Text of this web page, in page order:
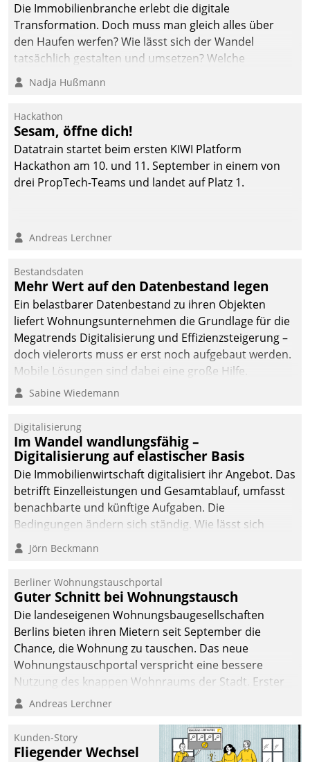
Die Immobilienbranche erlebt die digitale
Transformation. Doch muss man gleich alles über
den Haufen werfen? Wie lässt sich der Wandel
tatsächlich gestalten und umsetzen? Welche
Argumente zählen wirklich?
Nadja Hußmann
Hackathon
Sesam, öffne dich!
Datatrain startet beim ersten KIWI Platform
Hackathon am 10. und 11. September in einem von
drei PropTech-Teams und landet auf Platz 1.
Andreas Lerchner
Bestandsdaten
Mehr Wert auf den Datenbestand legen
Ein belastbarer Datenbestand zu ihren Objekten
liefert Wohnungsunternehmen die Grundlage für die
Megatrends Digitalisierung und Effizienzsteigerung –
doch vielerorts muss er erst noch aufgebaut werden.
Mobile Lösungen sind dabei eine große Hilfe.
Sabine Wiedemann
Digitalisierung
Im Wandel wandlungsfähig –
Digitalisierung auf elastischer Basis
Die Immobilienwirtschaft digitalisiert ihr Angebot. Das
betrifft Einzelleistungen und Gesamtablauf, umfasst
benachbarte und künftige Aufgaben. Die
Bedingungen ändern sich ständig. Wie lässt sich
technisch die Kontrolle wahren und zugleich Freiraum
fürs Wachsen öffnen?
Jörn Beckmann
Berliner Wohnungstauschportal
Guter Schnitt bei Wohnungstausch
Die landeseigenen Wohnungsbaugesellschaften
Berlins bieten ihren Mietern seit September die
Chance, die Wohnung zu tauschen. Das neue
Wohnungstauschportal verspricht eine bessere
Nutzung des knappen Wohnraums der Stadt. Erster
Anwendungsfall für Datatrains Lösung API-Hub mit
Unternehmen.
Andreas Lerchner
Kunden-Story
Fliegender Wechsel